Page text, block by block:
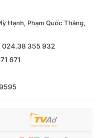
Hạnh, Phạm Quốc Thắng,
355 932
671